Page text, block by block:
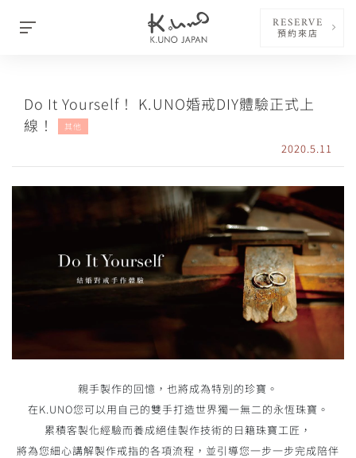
RESERVE
預約來店
Do It Yourself！ K.UNO婚戒DIY體驗正式上
線！
其他
2020.5.11
親手製作的回憶，也將成為特別的珍寶。
在K.UNO您可以用自己的雙手打造世界獨一無二的永恆珠寶。
累積客製化經驗而養成絕佳製作技術的日籍珠寶工匠，
將為您細心講解製作戒指的各項流程，並引導您一步一步完成陪伴